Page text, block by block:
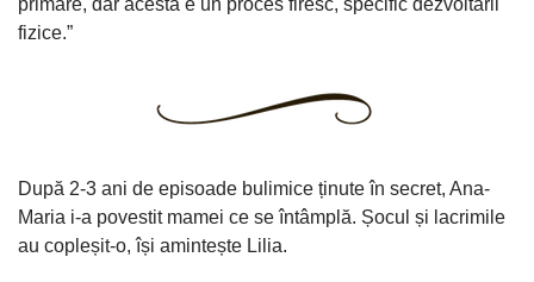
primare, dar acesta e un proces firesc, specific dezvoltării
fizice.”
După 2-3 ani de episoade bulimice ținute în secret, Ana-
Maria i-a povestit mamei ce se întâmplă. Șocul și lacrimile
au copleșit-o, își amintește Lilia.